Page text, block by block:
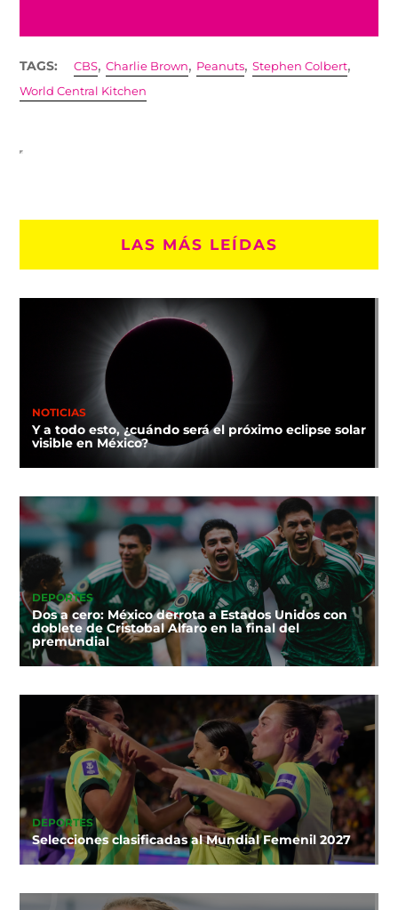
TAGS: CBS,Charlie Brown, Peanuts,Stephen Colbert,
World Central Kitchen
LAS MÁS LEÍDAS
NOTICIAS
Y a todo esto, ¿cuándo será el próximo eclipse solar
visible en México?
DEPORTES
Dos a cero: México derrota a Estados Unidos con
doblete de Cristobal Alfaro en la final del
premundial
DEPORTES
Selecciones clasificadas al Mundial Femenil 2027